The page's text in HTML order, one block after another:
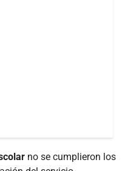
no se cumplieron los